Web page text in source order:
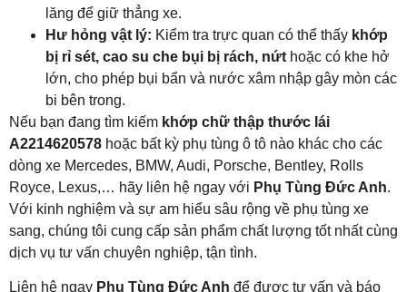
lăng để giữ thẳng xe.
Hư hỏng vật lý: Kiểm tra trực quan có thể thấy khớp
bị rỉ sét, cao su che bụi bị rách, nứt hoặc có khe hở
lớn, cho phép bụi bẩn và nước xâm nhập gây mòn các
bi bên trong.
Nếu bạn đang tìm kiếm khớp chữ thập thước lái
A2214620578 hoặc bất kỳ phụ tùng ô tô nào khác cho các
dòng xe Mercedes, BMW, Audi, Porsche, Bentley, Rolls
Royce, Lexus,… hãy liên hệ ngay với Phụ Tùng Đức Anh.
Với kinh nghiệm và sự am hiểu sâu rộng về phụ tùng xe
sang, chúng tôi cung cấp sản phẩm chất lượng tốt nhất cùng
dịch vụ tư vấn chuyên nghiệp, tận tình.
Liên hệ ngay Phụ Tùng Đức Anh để được tư vấn và báo